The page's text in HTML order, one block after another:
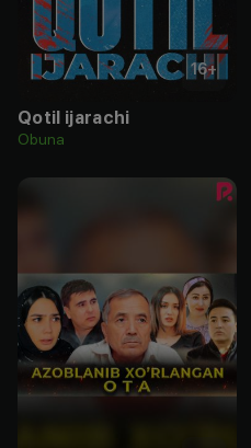
16+
Qotil ijarachi
Obuna